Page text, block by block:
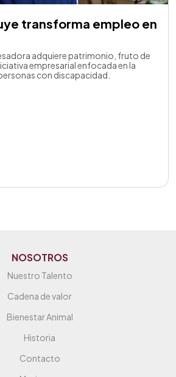
transforma empleo en
adquiere patrimonio, fruto de
empresarial enfocada en la
con discapacidad.
NOSOTROS
Nuestro Talento
Cadena de valor
Bienestar Animal
Historia
Contacto